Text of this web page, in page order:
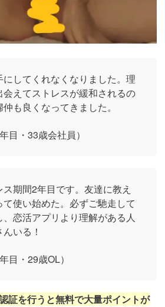
にしてくれなくなりました。理
会えてストレスが緩和されるの
も良くなってきました。
目・33歳会社員）
ス期間2年目です。友達に教え
て使い始めた。必ずご馳走して
、恋活アプリより理解がある人
いる！
目・29歳OL）
証を行うと無料で大量ポイントが